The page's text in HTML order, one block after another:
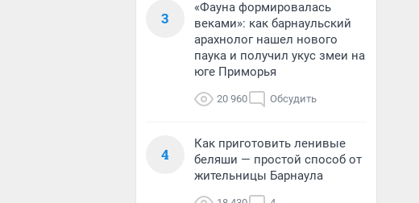
3
«Фауна формировалась
веками»: как барнаульский
арахнолог нашел нового
паука и получил укус змеи на
юге Приморья
20 960 Обсудить
4
Как приготовить ленивые
беляши — простой способ от
жительницы Барнаула